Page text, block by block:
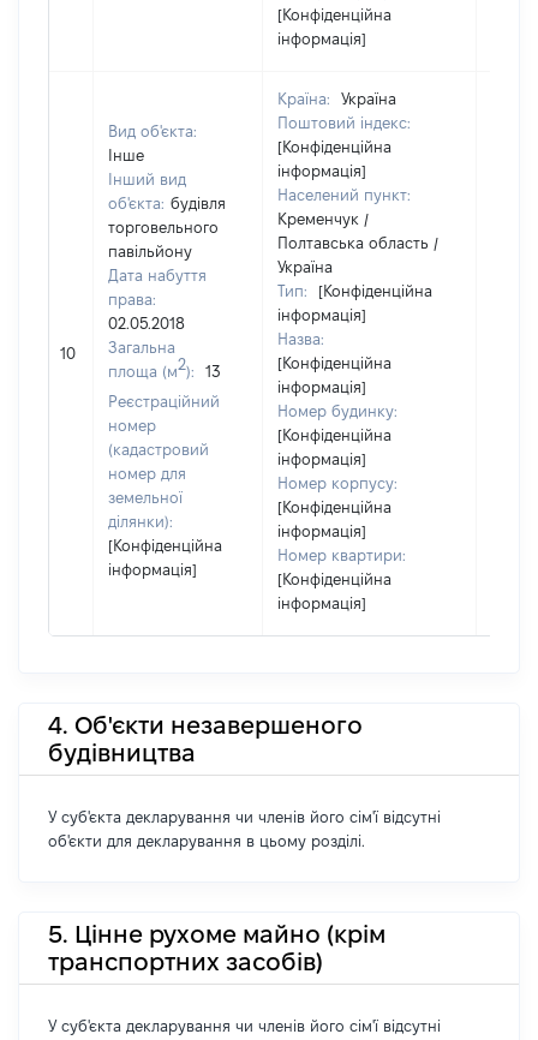
[Конфіденційна
інформація]
10
Вид об'єкта:
Інше
Інший вид
об'єкта: будівля
торговельного
павільйону
Дата набуття
права:
02.05.2018
Загальна
площа (м2):
13
Реєстраційний
номер
(кадастровий
номер для
земельної
ділянки):
[Конфіденційна
інформація]
Країна:
Україна
Поштовий індекс:
[Конфіденційна
інформація]
Населений пункт:
Кременчук /
Полтавська область /
Україна
Тип:
[Конфіденційна
інформація]
Назва:
[Конфіденційна
інформація]
Номер будинку:
[Конфіденційна
інформація]
Номер корпусу:
[Конфіденційна
інформація]
Номер квартири:
[Конфіденційна
інформація]
4. Об'єкти незавершеного
будівництва
У суб'єкта декларування чи членів його сім'ї відсутні
об'єкти для декларування в цьому розділі.
5. Цінне рухоме майно (крім
транспортних засобів)
У суб'єкта декларування чи членів його сім'ї відсутні